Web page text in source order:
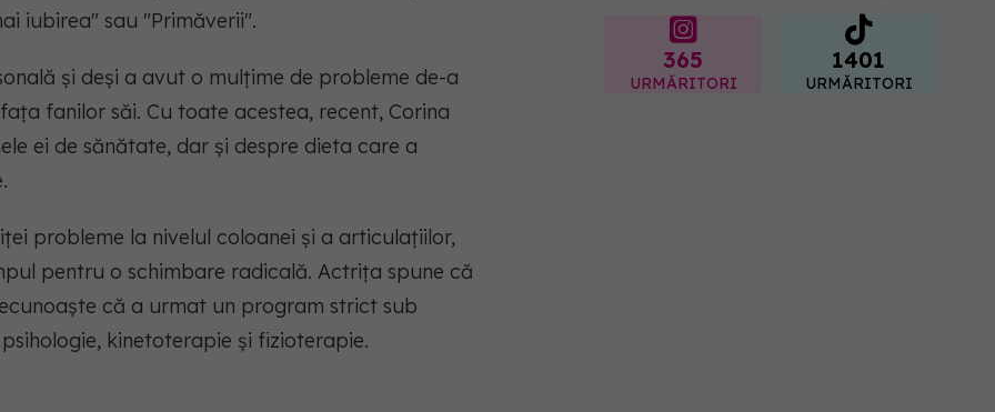
iubirea" sau "Primăverii".
și deși a avut o mulțime de probleme de-a
fanilor săi. Cu toate acestea, recent, Corina
ei de sănătate, dar și despre dieta care a
probleme la nivelul coloanei și a articulaţiilor,
pentru o schimbare radicală. Actrița spune că
că a urmat un program strict sub
kinetoterapie și fizioterapie.
365
URMĂRITORI
1401
URMĂRITORI